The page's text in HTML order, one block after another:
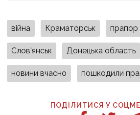
війна Краматорськ прапор
Слов'янськ Донецька область
новини вчасно пошкодили
ПОДІЛИТИСЯ У